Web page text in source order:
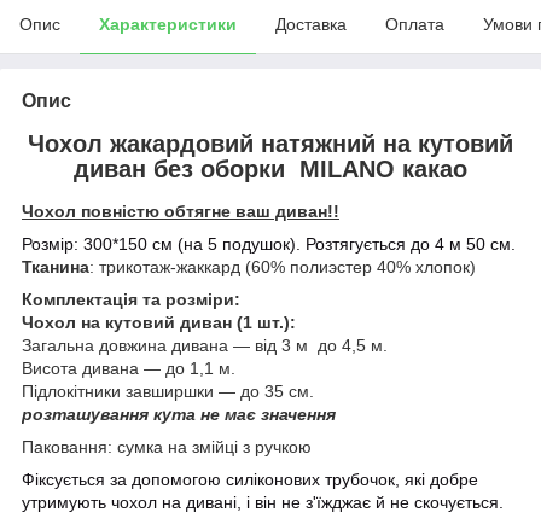
Опис Характеристики Доставка Оплата Умови
Опис
Чохол жакардовий натяжний на кутовий
диван без оборки MILANO какао
Чохол повністю обтягне ваш диван!!
Розмір: 300*150 см (на 5 подушок). Розтягується до 4 м 50 см.
Тканина: трикотаж-жаккард (60% полиэстер 40% хлопок)
Комплектація та розміри:
Чохол на кутовий диван (1 шт.):
Загальна довжина дивана — від 3 м до 4,5 м.
Висота дивана — до 1,1 м.
Підлокітники завширшки — до 35 см.
розташування кута не має значення
Паковання: сумка на змійці з ручкою
Фіксується за допомогою силіконових трубочок, які добре
утримують чохол на дивані, і він не з'їжджає й не скочується.